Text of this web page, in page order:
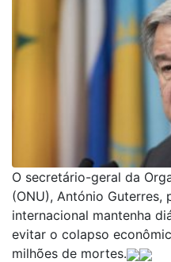
O secretário-geral da
(ONU), António Guterres,
internacional mantenha
evitar o colapso
milhões de mortes.